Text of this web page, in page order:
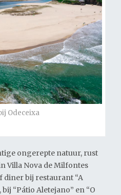
Odeceixa
ongerepte natuur, rust
Villa Nova de Milfontes
diner bij restaurant “A
“Pátio Aletejano” en “O